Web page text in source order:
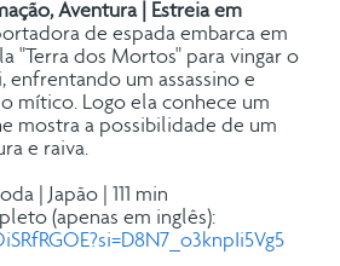
Aventura | Estreia em
de espada embarca em
"Terra dos Mortos" para vingar o
enfrentando um assassino e
mítico. Logo ela conhece um
mostra a possibilidade de um
e raiva.
| Japão | 111 min
(apenas em inglês):